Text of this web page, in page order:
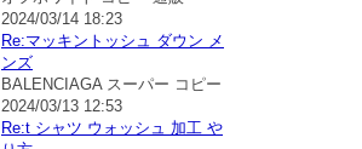
2024/03/14 18:23
Re:マッキントッシュ ダウン メ
ンズ
BALENCIAGA スーパー コピー
2024/03/13 12:53
Re:t シャツ ウォッシュ 加工 や